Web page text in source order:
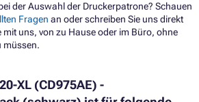
der Auswahl der Druckerpatrone? Schauen
Fragen an oder schreiben Sie uns direkt
mit uns, von zu Hause oder im Büro, ohne
müssen.
XL (CD975AE) -